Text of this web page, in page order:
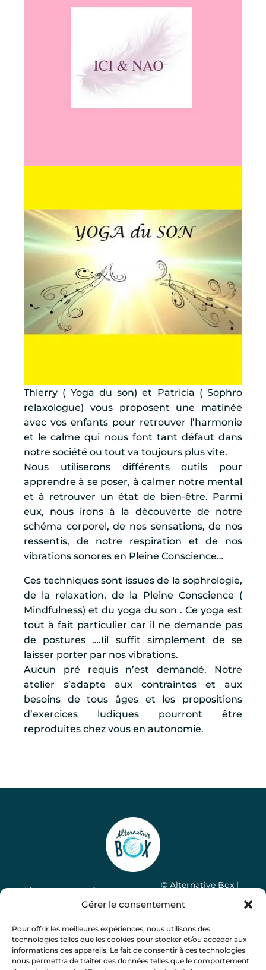
Gérer le consentement
Pour offrir les meilleures expériences, nous utilisons des
technologies telles que les cookies pour stocker et/ou accéder aux
informations des appareils. Le fait de consentir à ces technologies
nous permettra de traiter des données telles que le comportement
Thierry ( Yoga du son) et Patricia ( Sophro
relaxologue) vous proposent une matinée
avec vos enfants pour retrouver l’harmonie
et le calme qui nous font tant défaut dans
notre société ou tout va toujours plus vite.
Nous utiliserons différents outils pour
apprendre à se poser, à calmer notre mental
et à retrouver un état de bien-être. Parmi
eux, nous irons à la découverte de notre
schéma corporel, de nos sensations, de nos
ressentis, de notre respiration et de nos
vibrations sonores en Pleine Conscience…
Ces techniques sont issues de la sophrologie,
de la relaxation, de la Pleine Conscience (
Mindfulness) et du yoga du son . Ce yoga est
tout à fait particulier car il ne demande pas
de postures ….Iil suffit simplement de se
laisser porter par nos vibrations.
Aucun pré requis n’est demandé. Notre
atelier s’adapte aux contraintes et aux
besoins de tous âges et les propositions
d’exercices ludiques pourront être
reproduites chez vous en autonomie.
Liens
Notre
concept
FAQ
Contactez-
nous
Coquelicots
31290
Villefranche
© Alternative Box |
Mentions légales
confidentialité
Réalisation Léa Ribes
Une pause détente
sophro-yoga du son, le